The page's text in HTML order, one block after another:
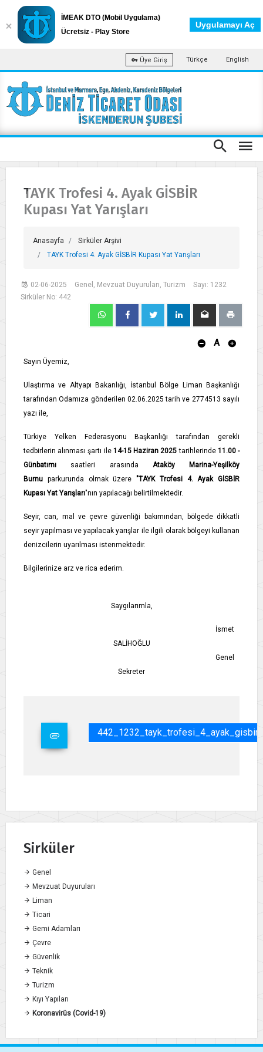
Üye Giriş Türkçe English
TAYK Trofesi 4. Ayak GİSBİR
Kupası Yat Yarışları
Anasayfa
Sirküler Arşivi
TAYK Trofesi 4. Ayak GİSBİR Kupası Yat Yarışları
02-06-2025 Genel, Mevzuat Duyuruları, Turizm
Sayı: 1232
Sirküler No: 442
A
Sayın Üyemiz,
Ulaştırma ve Altyapı Bakanlığı, İstanbul Bölge Liman Başkanlığı
tarafından Odamıza gönderilen 02.06.2025 tarih ve 2774513 sayılı
yazı ile,
Türkiye Yelken Federasyonu Başkanlığı tarafından gerekli
tedbirlerin alınması şartı ile 14-15 Haziran 2025 tarihlerinde 11.00 -
Günbatımı saatleri arasında Ataköy Marina-Yeşilköy
Burnu parkurunda olmak üzere "TAYK Trofesi 4. Ayak GİSBİR
Kupası Yat Yarışları"nın yapılacağı belirtilmektedir.
Seyir, can, mal ve çevre güvenliği bakımından, bölgede dikkatli
seyir yapılması ve yapılacak yarışlar ile ilgili olarak bölgeyi kullanan
denizcilerin uyarılması istenmektedir.
Bilgilerinize arz ve rica ederim.
Saygılarımla,
İsmet
SALİHOĞLU
Genel
Sekreter
Sirküler
Genel
Mevzuat Duyuruları
Liman
Ticari
Gemi Adamları
Çevre
Güvenlik
Teknik
Turizm
Kıyı Yapıları
Koronavirüs (Covid-19)
İMEAK DTO (Mobil Uygulama)
Ücretsiz - Play Store
Uygulamayı Aç